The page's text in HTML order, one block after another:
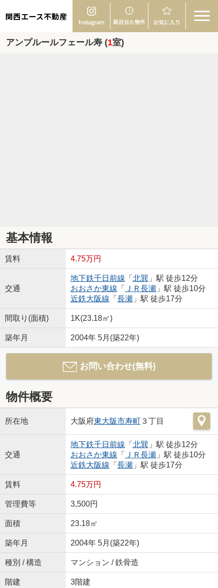
関西エース不動産
アンプルールフェール寿 (1室)
基本情報
賃料 4.75万円
交通
地下鉄千日前線 「 北巽」駅 徒歩12分
おおさか東線 「 ＪＲ長瀬」駅 徒歩10分
近鉄大阪線 「 長瀬」駅 徒歩17分
間取り(面積) 1K(23.18㎡)
築年月 2004年 5月(築22年)
お問い合わせ(無料)
物件概要
所在地 大阪府東大阪市寿町３丁目
交通
地下鉄千日前線 「 北巽」駅 徒歩12分
おおさか東線 「 ＪＲ長瀬」駅 徒歩10分
近鉄大阪線 「 長瀬」駅 徒歩17分
賃料 4.75万円
管理費等 3,500円
面積 23.18㎡
築年月 2004年 5月(築22年)
種別 / 構造 マンション / 鉄骨造
階建 3階建